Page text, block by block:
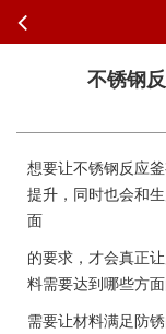
不锈钢
想要让不锈钢反应
提升，同时也会和
面
的要求，才会真正
料需要达到哪些方
需要让材料满足防